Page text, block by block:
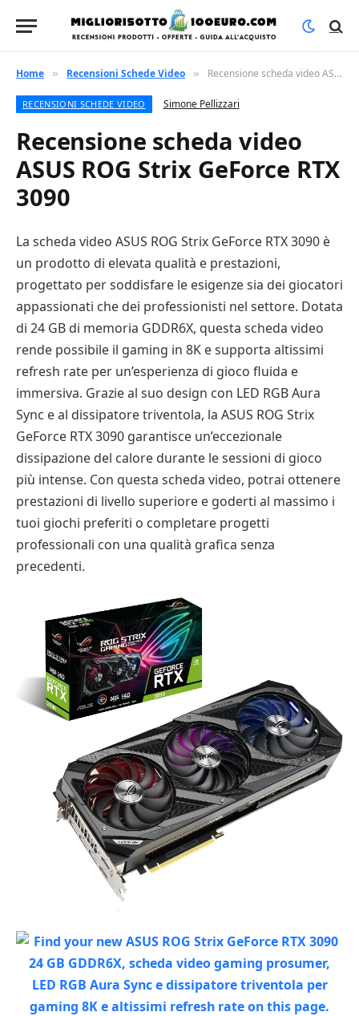
Home » Recensioni Schede Video » Recensione scheda video ASUS ROG Strix GeForce RTX 3090
RECENSIONI SCHEDE VIDEO Simone Pellizzari
Recensione scheda video
ASUS ROG Strix GeForce RTX
3090
La scheda video ASUS ROG Strix GeForce RTX 3090 è
un prodotto di elevata qualità e prestazioni,
progettato per soddisfare le esigenze sia dei giocatori
appassionati che dei professionisti nel settore. Dotata
di 24 GB di memoria GDDR6X, questa scheda video
rende possibile il gaming in 8K e supporta altissimi
refresh rate per un’esperienza di gioco fluida e
immersiva. Grazie al suo design con LED RGB Aura
Sync e al dissipatore triventola, la ASUS ROG Strix
GeForce RTX 3090 garantisce un’eccezionale
dissipazione del calore durante le sessioni di gioco
più intense. Con questa scheda video, potrai ottenere
prestazioni di livello superiore e goderti al massimo i
tuoi giochi preferiti o completare progetti
professionali con una qualità grafica senza
precedenti.